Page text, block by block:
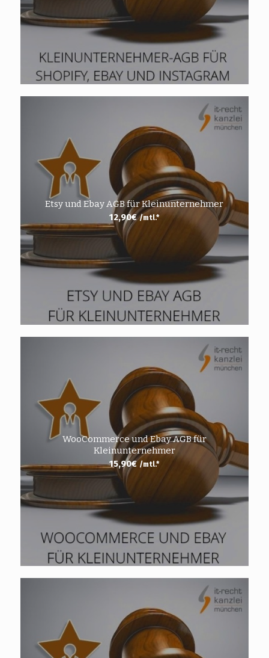
Etsy und Ebay AGB für Kleinunternehmer
12,90€ /mtl.*
WooCommerce und Ebay AGB für
Kleinunternehmer
15,90€ /mtl.*